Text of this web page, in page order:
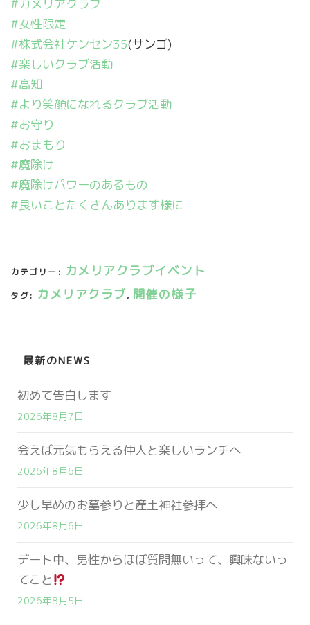
#カメリアクラブ
#女性限定
#株式会社ケンセン35(サンゴ)
#楽しいクラブ活動
#高知
#より笑顔になれるクラブ活動
#お守り
#おまもり
#魔除け
#魔除けパワーのあるもの
#良いことたくさんあります様に
カテゴリー: カメリアクラブイベント
タグ: カメリアクラブ, 開催の様子
最新のNEWS
初めて告白します
2026年8月7日
会えば元気もらえる仲人と楽しいランチへ
2026年8月6日
少し早めのお墓参りと産土神社参拝へ
2026年8月6日
デート中、男性からほぼ質問無いって、興味ないっ
てこと
2026年8月5日